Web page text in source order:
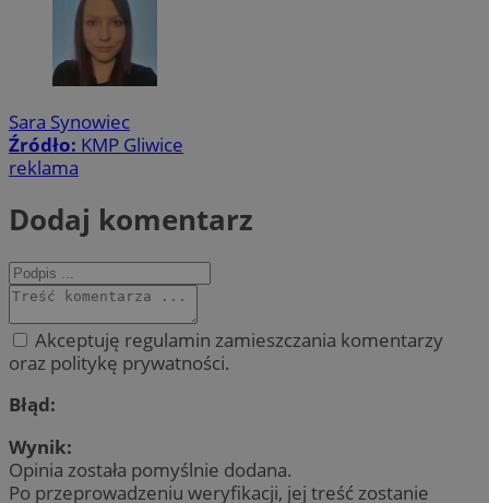
Sara Synowiec
Źródło: KMP Gliwice
reklama
Dodaj komentarz
Akceptuję regulamin zamieszczania komentarzy
oraz politykę prywatności.
Błąd:
Wynik:
Opinia została pomyślnie dodana.
Po przeprowadzeniu weryfikacji, jej treść zostanie